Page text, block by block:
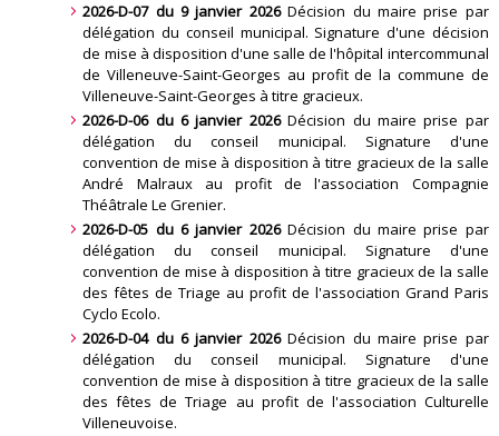
2026-D-07 du 9 janvier 2026Décision du maire prise par
délégation du conseil municipal. Signature d'une décision
de mise à disposition d'une salle de l'hôpital intercommunal
de Villeneuve-Saint-Georges au profit de la commune de
Villeneuve-Saint-Georges à titre gracieux.
2026-D-06 du 6 janvier 2026Décision du maire prise par
délégation du conseil municipal. Signature d'une
convention de mise à disposition à titre gracieux de la salle
André Malraux au profit de l'association Compagnie
Théâtrale Le Grenier.
2026-D-05 du 6 janvier 2026Décision du maire prise par
délégation du conseil municipal. Signature d'une
convention de mise à disposition à titre gracieux de la salle
des fêtes de Triage au profit de l'association Grand Paris
Cyclo Ecolo.
2026-D-04 du 6 janvier 2026Décision du maire prise par
délégation du conseil municipal. Signature d'une
convention de mise à disposition à titre gracieux de la salle
des fêtes de Triage au profit de l'association Culturelle
Villeneuvoise.